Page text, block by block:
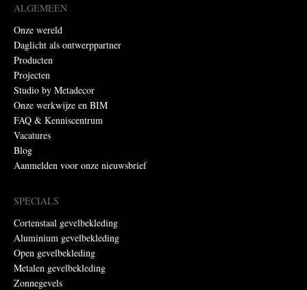
ALGEMEEN
Onze wereld
Daglicht als ontwerppartner
Producten
Projecten
Studio by Metadecor
Onze werkwijze en BIM
FAQ & Kenniscentrum
Vacatures
Blog
Aanmelden voor onze nieuwsbrief
SPECIALS
Cortenstaal gevelbekleding
Aluminium gevelbekleding
Open gevelbekleding
Metalen gevelbekleding
Zonnegevels